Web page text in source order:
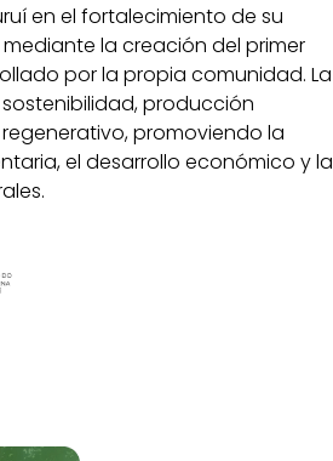
en el fortalecimiento de su
la creación del primer
por la propia comunidad. La
producción
promoviendo la
el desarrollo económico y la